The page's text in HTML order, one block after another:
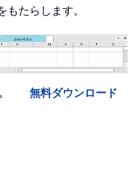
もたらします。
無料ダウンロード